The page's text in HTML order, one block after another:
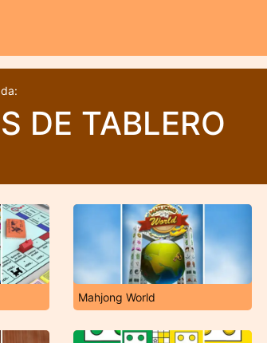
DE TABLERO
Mahjong World